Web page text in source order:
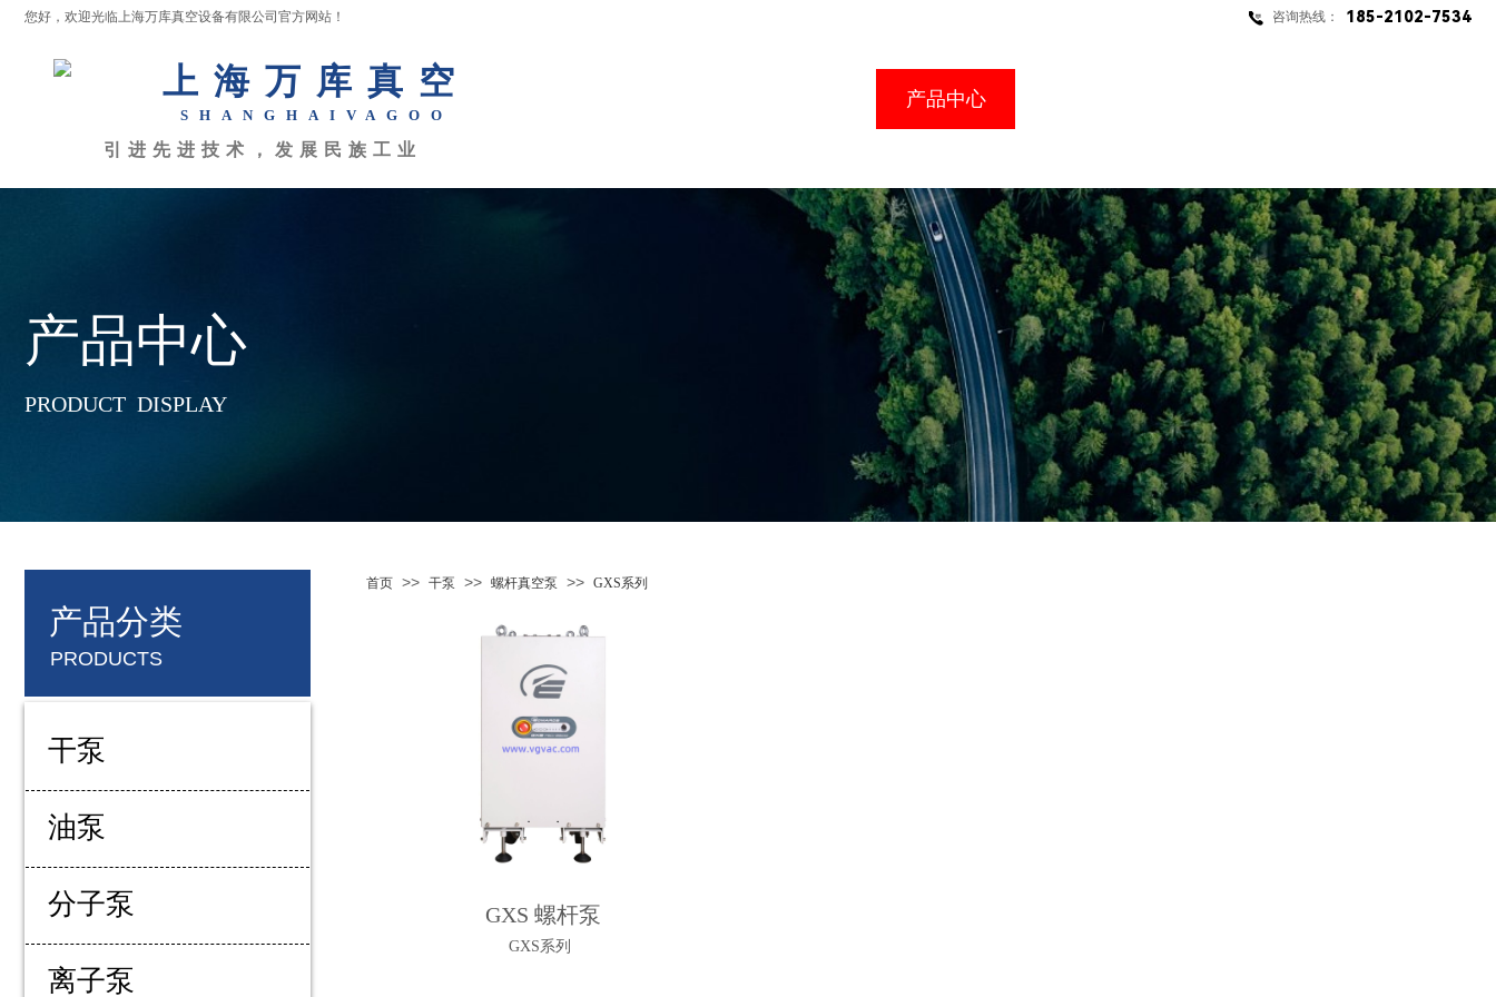
您好，欢迎光临上海万库真空设备有限公司官方网站！ 185-2102-7534
咨询热线：
上海万库真空
SHANGHAI VAGOO
产品中心
引进先进技术，发展民族工业
产品中心
PRODUCT DISPLAY
首页 >> 干泵 >> 螺杆真空泵 >> GXS系列
干泵
油泵
分子泵
离子泵
产品分类
PRODUCTS
GXS 螺杆泵
GXS系列